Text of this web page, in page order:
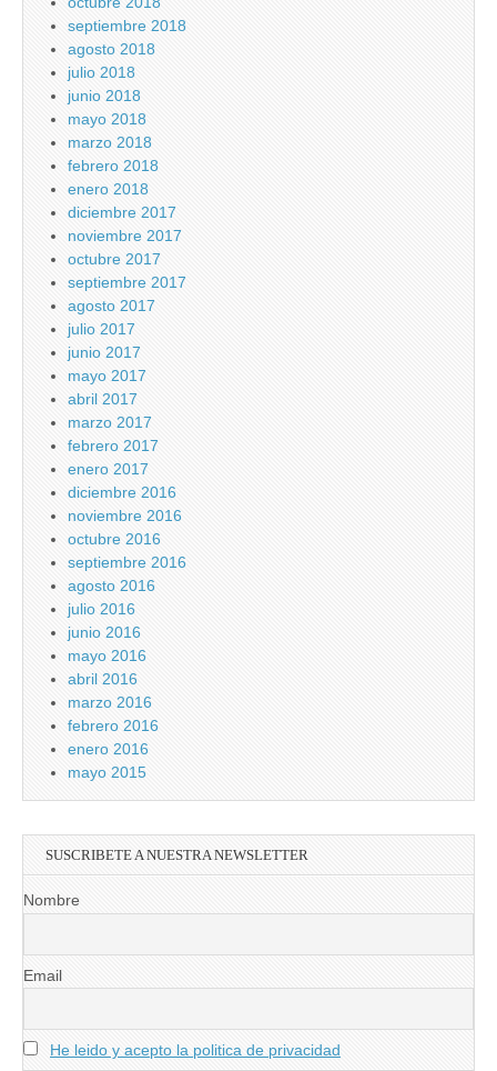
septiembre 2018
agosto 2018
julio 2018
junio 2018
mayo 2018
marzo 2018
febrero 2018
enero 2018
diciembre 2017
noviembre 2017
octubre 2017
septiembre 2017
agosto 2017
julio 2017
junio 2017
mayo 2017
abril 2017
marzo 2017
febrero 2017
enero 2017
diciembre 2016
noviembre 2016
octubre 2016
septiembre 2016
agosto 2016
julio 2016
junio 2016
mayo 2016
abril 2016
marzo 2016
febrero 2016
enero 2016
mayo 2015
SUSCRIBETE A NUESTRA NEWSLETTER
Nombre
Email
He leido y acepto la politica de privacidad